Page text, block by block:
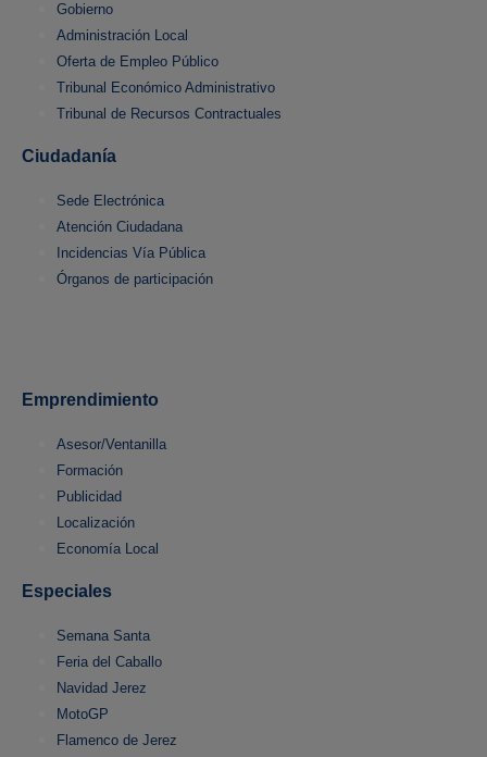
Gobierno
Administración Local
Oferta de Empleo Público
Tribunal Económico Administrativo
Tribunal de Recursos Contractuales
Ciudadanía
Sede Electrónica
Atención Ciudadana
Incidencias Vía Pública
Órganos de participación
Emprendimiento
Asesor/Ventanilla
Formación
Publicidad
Localización
Economía Local
Especiales
Semana Santa
Feria del Caballo
Navidad Jerez
MotoGP
Flamenco de Jerez